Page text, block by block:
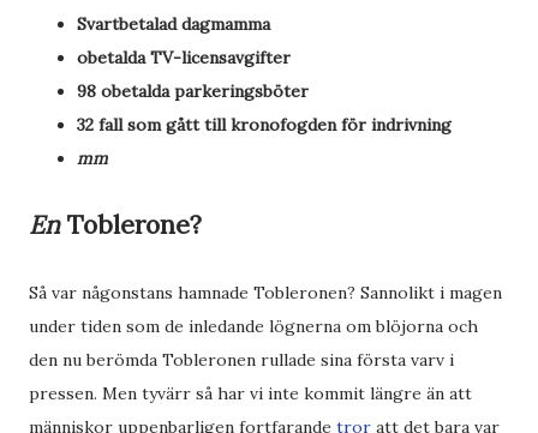
Svartbetalad dagmamma
obetalda TV-licensavgifter
98 obetalda parkeringsböter
32 fall som gått till kronofogden för indrivning
mm
EnToblerone?
Så var någonstans hamnade Tobleronen? Sannolikt i magen
under tiden som de inledande lögnerna om blöjorna och
den nu berömda Tobleronen rullade sina första varv i
pressen. Men tyvärr så har vi inte kommit längre än att
människor uppenbarligen fortfarande tror att det bara var